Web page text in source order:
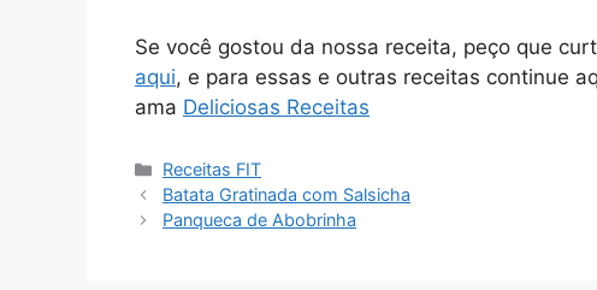
Se você gostou da nossa receita, peço que
aqui, e para essas e outras receitas continue
ama Deliciosas Receitas
Categorias
Receitas FIT
Batata Gratinada com Salsicha
Panqueca de Abobrinha